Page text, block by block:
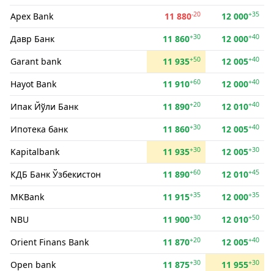
Apex Bank 11 880-20 12 000+35
Давр Банк 11 860+30 12 000+40
Garant bank 11 935+50 12 005+40
Hayot Bank 11 910+60 12 000+40
Ипак Йўли Банк 11 890+20 12 010+40
Ипотека банк 11 860+30 12 005+40
Kapitalbank 11 935+30 12 005+30
КДБ Банк Ўзбекистон 11 890+60 12 010+45
MKBank 11 915+35 12 000+35
NBU 11 900+30 12 010+50
Orient Finans Bank 11 870+20 12 005+40
Open bank 11 875+30 11 955+30